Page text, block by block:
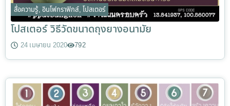
สื่อความรู้, อินโฟกราฟิกส์, โปสเตอร์
โปสเตอร์ วิธีวัดขนาดถุงยางอนามัย
24 เมษายน 2020 792